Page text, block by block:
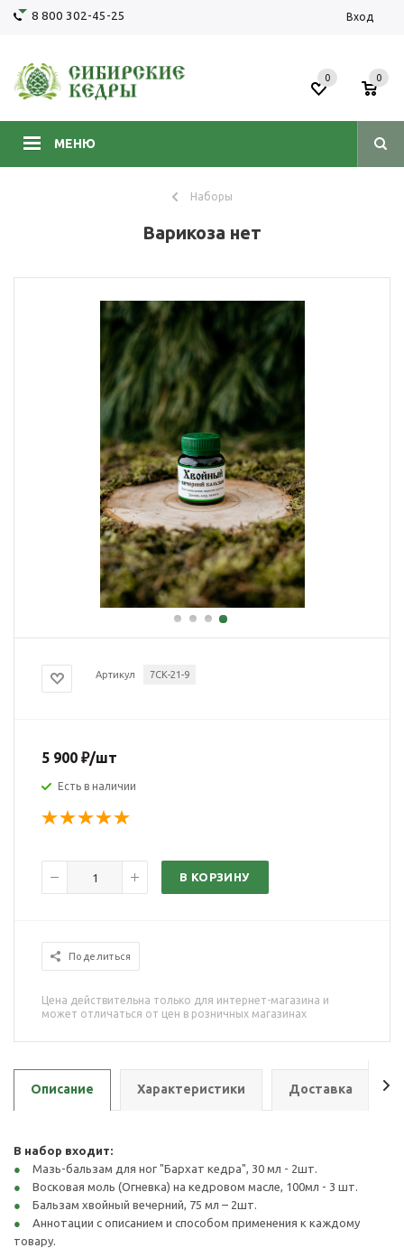
8 800 302-45-25 Вход
МЕНЮ
0 0
Наборы
Варикоза нет
Артикул 7СК-21-9
5 900 ₽/шт
Есть в наличии
В КОРЗИНУ
Поделиться
Цена действительна только для интернет-магазина и
может отличаться от цен в розничных магазинах
Описание Характеристики Доставка
В набор входит:
Мазь-бальзам для ног "Бархат кедра", 30 мл - 2шт.
Восковая моль (Огневка) на кедровом масле, 100мл - 3 шт.
Бальзам хвойный вечерний, 75 мл – 2шт.
Аннотации с описанием и способом применения к каждому
товару.